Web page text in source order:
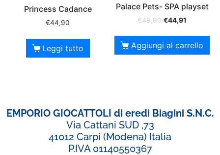
Princess Cadance
€44,90
Leggi tutto
Palace Pets- SPA playset
€49,90 €44,91
Aggiungi al carrello
EMPORIO GIOCATTOLI di eredi Biagini S.N.C.
Via Cattani SUD ,73
41012 Carpi (Modena) Italia
P.IVA 01140550367